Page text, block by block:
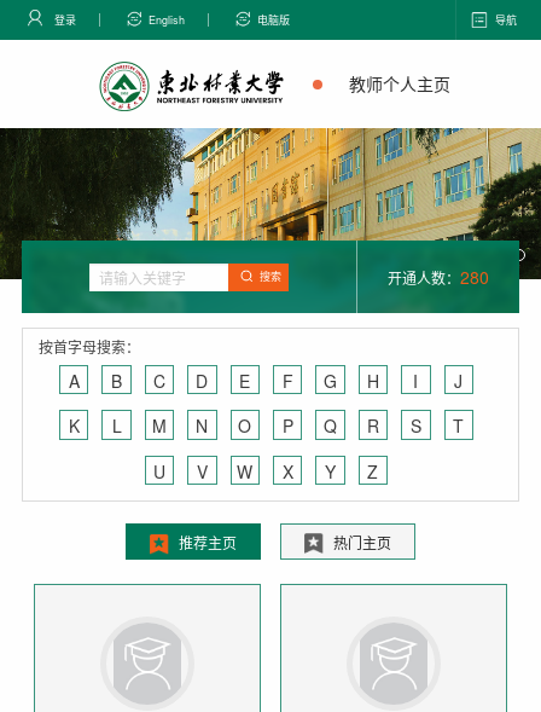
登录 English 电脑版 导航
教师个人主页
搜索 开通人数： 280
按首字母搜索：
A B C D E F G H I
J
K
L M N O P Q R S
T
U
V W X Y Z
推荐主页 热门主页